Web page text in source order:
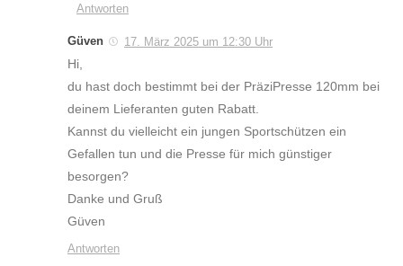
Antworten
Güven 17. März 2025 um 12:30 Uhr
Hi,
du hast doch bestimmt bei der PräziPresse 120mm bei
deinem Lieferanten guten Rabatt.
Kannst du vielleicht ein jungen Sportschützen ein
Gefallen tun und die Presse für mich günstiger
besorgen?
Danke und Gruß
Güven
Antworten